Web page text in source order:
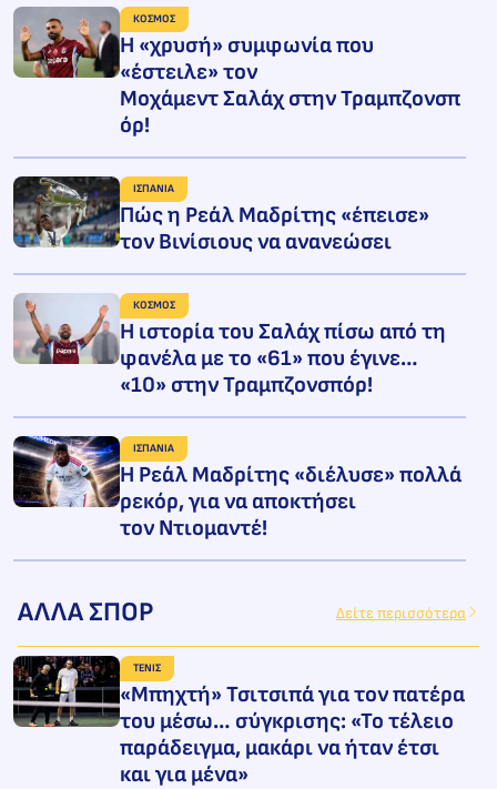
ΚΟΣΜΟΣ
H «χρυσή» συμφωνία που
«έστειλε» τον
Μοχάμεντ Σαλάχ στην Τραμπζονσπ
όρ!
ΙΣΠΑΝΙΑ
Πώς η Ρεάλ Μαδρίτης «έπεισε»
τον Βινίσιους να ανανεώσει
ΚΟΣΜΟΣ
Η ιστορία του Σαλάχ πίσω από τη
φανέλα με το «61» που έγινε…
«10» στην Τραμπζονσπόρ!
ΙΣΠΑΝΙΑ
Η Ρεάλ Μαδρίτης «διέλυσε» πολλά
ρεκόρ, για να αποκτήσει
τον Ντιομαντέ!
ΑΛΛΑ ΣΠΟΡ Δείτε περισσότερα
ΤΕΝΙΣ
«Μπηχτή» Τσιτσιπά για τον πατέρα
του μέσω… σύγκρισης: «Το τέλειο
παράδειγμα, μακάρι να ήταν έτσι
και για μένα»